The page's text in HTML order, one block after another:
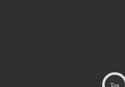
Top